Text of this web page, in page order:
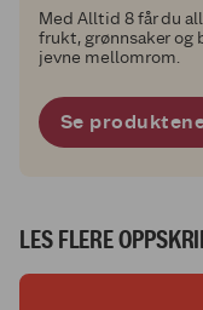
Med Alltid 8 får du
frukt, grønnsaker og
jevne mellomrom.
Se
LES FLERE